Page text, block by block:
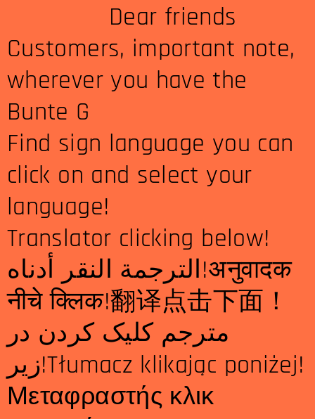
Dear friends
Customers, important note,
wherever you have the
Bunte G
Find sign language you can
click on and select your
language!
Translator clicking below!
الترجمة النقر أدناه!अनुवादक
नीचे क्लिक!翻译点击下面！
مترجم کلیک کردن در
زیر!Tłumacz klikając poniżej!
Μεταφραστής κλικ